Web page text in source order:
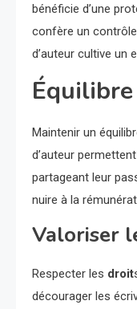
bénéficie d’une
confère un
d’auteur cultive un
Maintenir un
d’auteur
partageant leur
nuire à la
Valoriser
Respecter les droit
décourager les